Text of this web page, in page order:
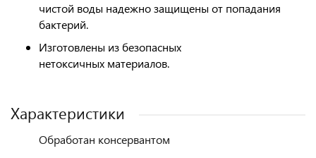
чистой воды надежно защищены от попадания
бактерий.
Изготовлены из безопасных
нетоксичных материалов.
Характеристики
Обработан консервантом